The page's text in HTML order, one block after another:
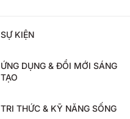
SỰ KIỆN
ỨNG DỤNG & ĐỔI MỚI SÁNG
TẠO
TRI THỨC & KỸ NĂNG SỐNG